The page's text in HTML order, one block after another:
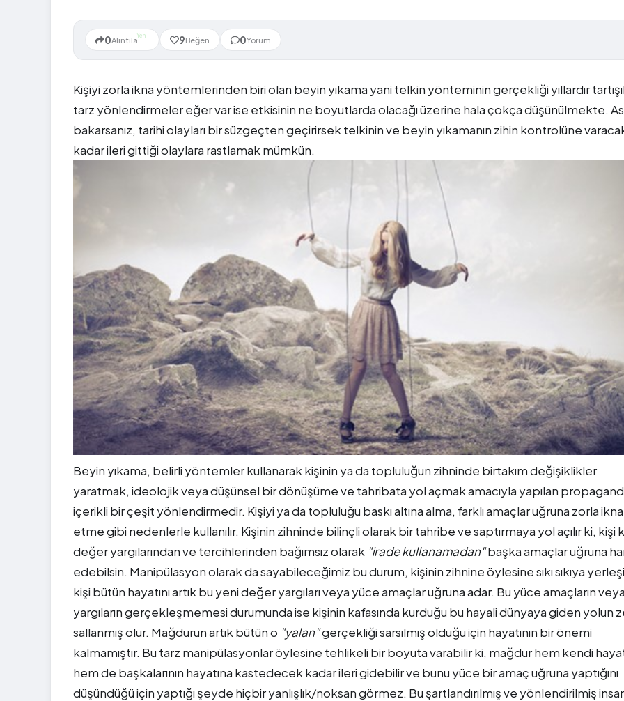
0AlıntılaYeni 9Beğen 0Yorum
Kişiyi zorla ikna yöntemlerinden biri olan beyin yıkama yani telkin yönteminin gerçekliği yıllardır
tarz yönlendirmeler eğer var ise etkisinin ne boyutlarda olacağı üzerine hala çokça düşünülmekte.
bakarsanız, tarihi olayları bir süzgeçten geçirirsek telkinin ve beyin yıkamanın zihin kontrolüne
kadar ileri gittiği olaylara rastlamak mümkün.
Beyin yıkama, belirli yöntemler kullanarak kişinin ya da topluluğun zihninde birtakım değişiklikler
yaratmak, ideolojik veya düşünsel bir dönüşüme ve tahribata yol açmak amacıyla yapılan
içerikli bir çeşit yönlendirmedir. Kişiyi ya da topluluğu baskı altına alma, farklı amaçlar uğruna zorla ikna
etme gibi nedenlerle kullanılır. Kişinin zihninde bilinçli olarak bir tahribe ve saptırmaya yol açılır ki, kişi
değer yargılarından ve tercihlerinden bağımsız olarak "irade kullanamadan"başka amaçlar uğruna
edebilsin. Manipülasyon olarak da sayabileceğimiz bu durum, kişinin zihnine öylesine sıkı sıkıya
kişi bütün hayatını artık bu yeni değer yargıları veya yüce amaçlar uğruna adar. Bu yüce amaçların veya
yargıların gerçekleşmemesi durumunda ise kişinin kafasında kurduğu bu hayali dünyaya giden yolun
sallanmış olur. Mağdurun artık bütün o "yalan"gerçekliği sarsılmış olduğu için hayatının bir önemi
kalmamıştır. Bu tarz manipülasyonlar öylesine tehlikeli bir boyuta varabilir ki, mağdur hem kendi
hem de başkalarının hayatına kastedecek kadar ileri gidebilir ve bunu yüce bir amaç uğruna yaptığını
düşündüğü için yaptığı şeyde hiçbir yanlışlık/noksan görmez. Bu şartlandırılmış ve yönlendirilmiş